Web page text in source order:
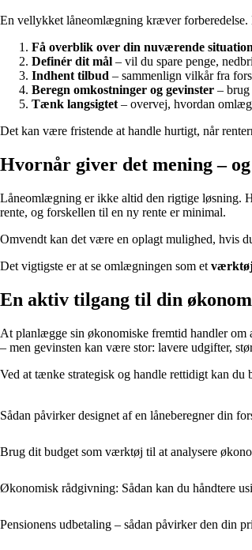
En vellykket låneomlægning kræver forberedelse.
Få overblik over din nuværende situation
Definér dit mål – vil du spare penge,
Indhent tilbud – sammenlign vilkår fra
Beregn omkostninger og gevinster –
Tænk langsigtet – overvej, hvordan
Det kan være fristende at handle hurtigt, når
Hvornår giver det mening –
Låneomlægning er ikke altid den rigtige løsning.
rente, og forskellen til en ny rente er minimal.
Omvendt kan det være en oplagt mulighed, hvis
Det vigtigste er at se omlægningen som et
En aktiv tilgang til din
At planlægge sin økonomiske fremtid handler
– men gevinsten kan være stor: lavere udgifter,
Ved at tænke strategisk og handle rettidigt kan
Sådan påvirker designet af en låneberegner din
Brug dit budget som værktøj til at analysere
Økonomisk rådgivning: Sådan kan du håndtere
Pensionens udbetaling – sådan påvirker den din